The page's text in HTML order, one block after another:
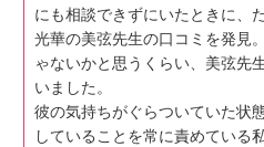
にも相談できずにいたときに、
光華の美弦先生の口コミを発見
ゃないかと思うくらい、美弦先
いました。
彼の気持ちがぐらついていた状
していることを常に責めている